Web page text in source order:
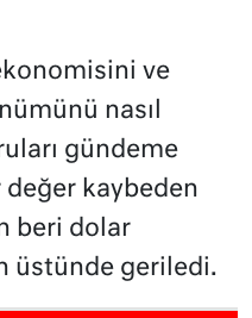
ve
nasıl
gündeme
değer kaybeden
beri dolar
üstünde geriledi.